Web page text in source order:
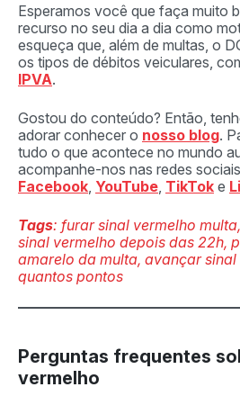
Esperamos você que faça muito
recurso no seu dia a dia como
esqueça que, além de multas, o
os tipos de débitos veiculares,
IPVA.
Gostou do conteúdo? Então,
adorar conhecer o nosso blog.
tudo o que acontece no mundo
acompanhe-nos nas redes sociais
Facebook YouTube TikTok e
Tags: furar sinal vermelho
sinal vermelho depois das 22h,
amarelo da multa, avançar
quantos pontos
Perguntas frequentes
vermelho